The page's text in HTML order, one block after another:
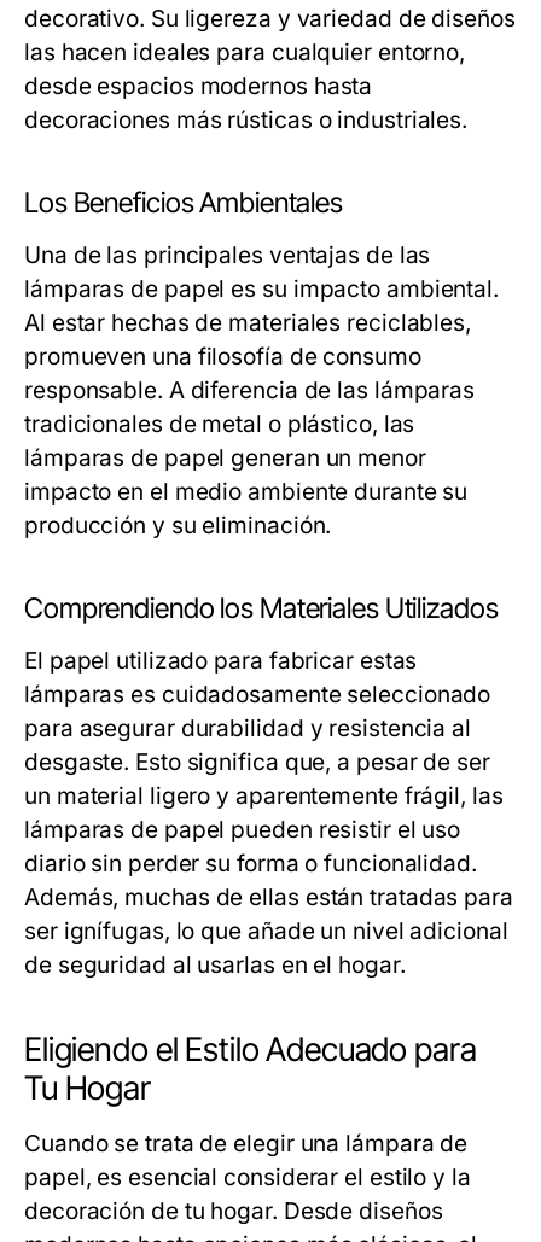
decorativo. Su ligereza y variedad de diseños
las hacen ideales para cualquier entorno,
desde espacios modernos hasta
decoraciones más rústicas o industriales.
Los Beneficios Ambientales
Una de las principales ventajas de las
lámparas de papel es su impacto ambiental.
Al estar hechas de materiales reciclables,
promueven una filosofía de consumo
responsable. A diferencia de las lámparas
tradicionales de metal o plástico, las
lámparas de papel generan un menor
impacto en el medio ambiente durante su
producción y su eliminación.
Comprendiendo los Materiales Utilizados
El papel utilizado para fabricar estas
lámparas es cuidadosamente seleccionado
para asegurar durabilidad y resistencia al
desgaste. Esto significa que, a pesar de ser
un material ligero y aparentemente frágil, las
lámparas de papel pueden resistir el uso
diario sin perder su forma o funcionalidad.
Además, muchas de ellas están tratadas para
ser ignífugas, lo que añade un nivel adicional
de seguridad al usarlas en el hogar.
Eligiendo el Estilo Adecuado para
Tu Hogar
Cuando se trata de elegir una lámpara de
papel, es esencial considerar el estilo y la
decoración de tu hogar. Desde diseños